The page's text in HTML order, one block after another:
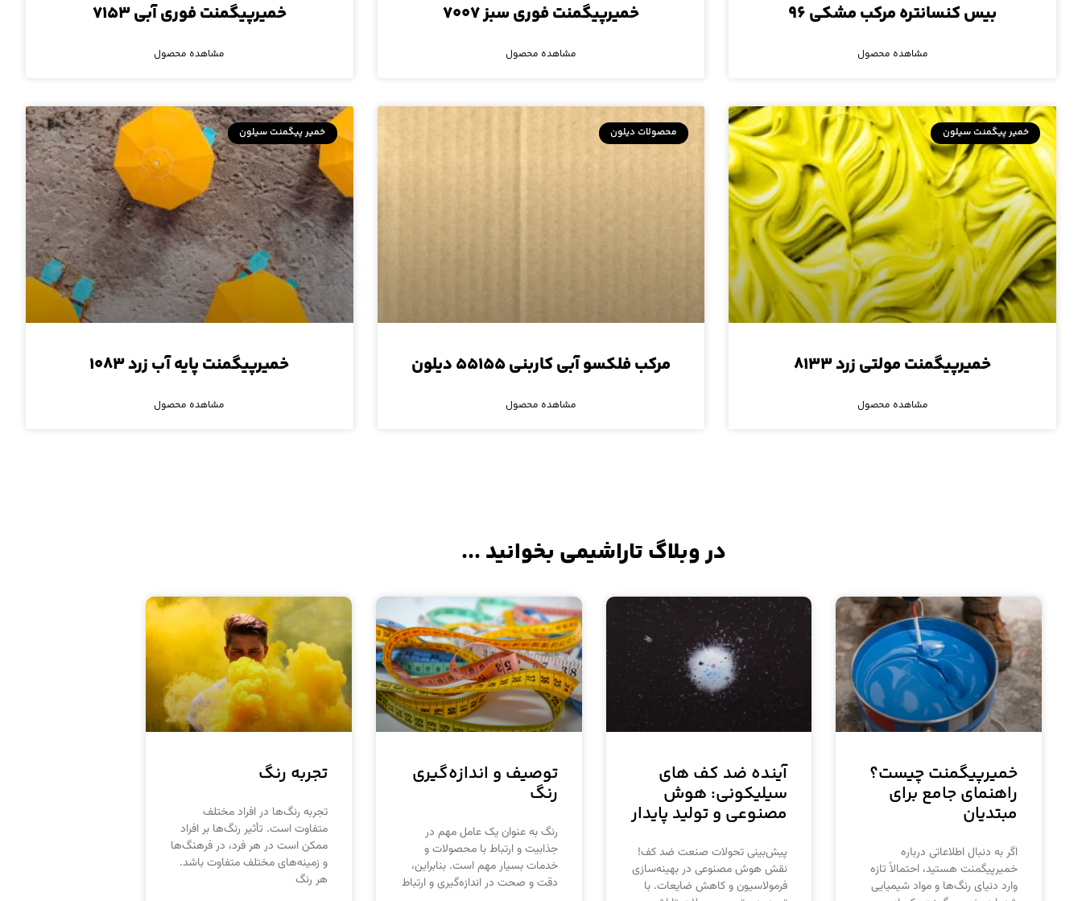
بیس کنسانتره مرکب مشکی ۹۶
مشاهده محصول
خمیرپیگمنت فوری سبز ۷۰۰۷
مشاهده محصول
خمیرپیگمنت فوری آبی ۷۱۵۳
مشاهده محصول
خمیر پیگمنت سیلون
خمیرپیگمنت مولتی زرد ۸۱۳۳
مشاهده محصول
محصولات دیلون
مرکب فلکسو آبی کاربنی ۵۵۱۵۵ دیلون
مشاهده محصول
خمیر پیگمنت سیلون
خمیرپیگمنت پایه آب زرد ۱۰۸۳
مشاهده محصول
در وبلاگ تاراشیمی بخوانید ...
خمیرپیگمنت چیست؟
راهنمای جامع برای
مبتدیان
اگر به دنبال اطلاعاتی درباره
خمیرپیگمنت هستید، احتمالاً تازه
وارد دنیای رنگ‌ها و مواد شیمیایی
آینده ضد کف های
سیلیکونی: هوش
مصنوعی و تولید پایدار
پیش‌بینی تحولات صنعت ضد کف!
نقش هوش مصنوعی در بهینه‌سازی
فرمولاسیون و کاهش ضایعات. با
توصیف و اندازه‌گیری
رنگ
رنگ به عنوان یک عامل مهم در
جذابیت و ارتباط با محصولات و
خدمات بسیار مهم است. بنابراین،
دقت و صحت در اندازه‌گیری و ارتباط
تجربه رنگ
تجربه رنگ‌ها در افراد مختلف
متفاوت است. تأثیر رنگ‌ها بر افراد
ممکن است در هر فرد، در فرهنگ‌ها
و زمینه‌های مختلف متفاوت باشد.
هر رنگ